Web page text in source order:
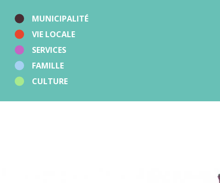
Sport
Zones d'activités
Autres
MUNICIPALITÉ
VIE LOCALE
SERVICES
FAMILLE
CULTURE